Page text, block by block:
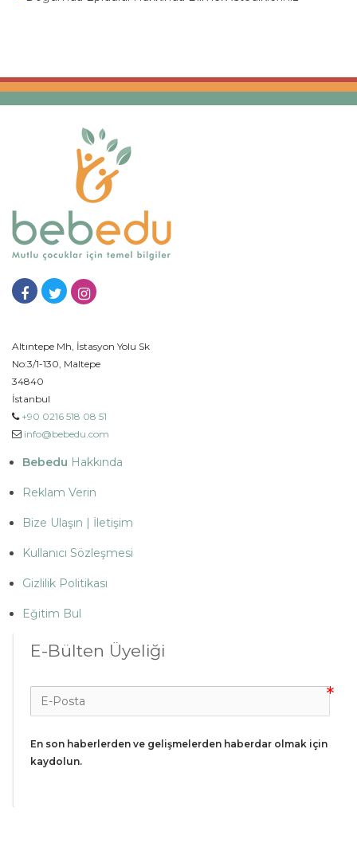
Altıntepe Mh, İstasyon Yolu Sk
No:3/1-130, Maltepe
34840
İstanbul
+90 0216 518 08 51
info@bebedu.com
Bebedu Hakkında
Reklam Verin
Bize Ulaşın | İletişim
Kullanıcı Sözleşmesi
Gizlilik Politikası
Eğitim Bul
E-Bülten Üyeliği
En son haberlerden ve gelişmelerden haberdar olmak için
kaydolun.